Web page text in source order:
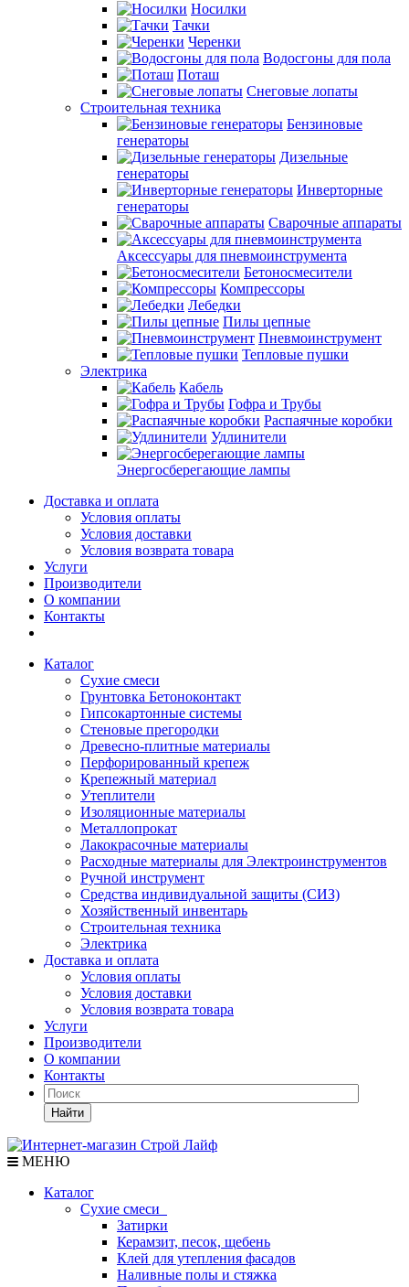
Носилки
Тачки
Черенки
Водосгоны для пола
Поташ
Снеговые лопаты
Строительная техника
Бензиновые
генераторы
Дизельные
генераторы
Инверторные
генераторы
Сварочные аппараты
Аксессуары для пневмоинструмента
Бетоносмесители
Компрессоры
Лебедки
Пилы цепные
Пневмоинструмент
Тепловые пушки
Электрика
Кабель
Гофра и Трубы
Распаячные коробки
Удлинители
Энергосберегающие лампы
Доставка и оплата
Условия оплаты
Условия доставки
Условия возврата товара
Услуги
Производители
О компании
Контакты
Каталог
Сухие смеси
Грунтовка Бетоноконтакт
Гипсокартонные системы
Стеновые прегородки
Древесно-плитные материалы
Перфорированный крепеж
Крепежный материал
Утеплители
Изоляционные материалы
Металлопрокат
Лакокрасочные материалы
Расходные материалы для Электроинструментов
Ручной инструмент
Средства индивидуальной защиты (СИЗ)
Хозяйственный инвентарь
Строительная техника
Электрика
Доставка и оплата
Условия оплаты
Условия доставки
Условия возврата товара
Услуги
Производители
О компании
Контакты
Найти
МЕНЮ
Каталог
Сухие смеси
Затирки
Керамзит, песок, щебень
Клей для утепления фасадов
Наливные полы и стяжка